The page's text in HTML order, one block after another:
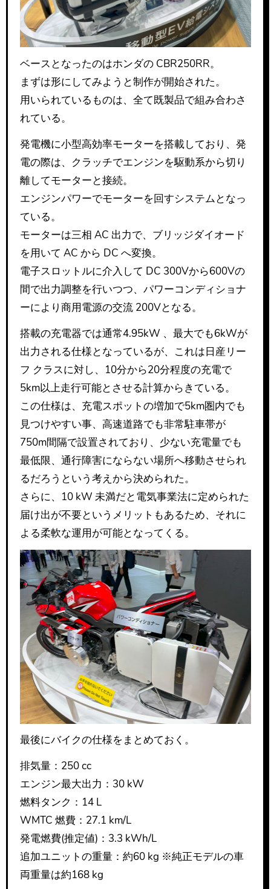
ベースとなったのはホンダの CBR250RR。
まずは形にしてみようと制作が開始された。
用いられているものは、全て既製品で組み合わさ
れている。
発電機に小型高効率モーターを搭載しており、発
電の際は、クラッチでエンジンを駆動系から切り
離してモーターと接続。
エンジンパワーでモーターを回すシステムとなっ
ている。
モーターは三相 AC 出力で、ブリッジダイオード
を用いて AC から DC へ変換。
電子スロットルに介入して DC 300Vから600Vの
間で出力調整を行いつつ、パワーコンディショナ
ーにより商用電源の交流 200Vとなる。
搭載の充電器では通常4.95kW 、最大でも6kWが
出力される仕様となっているが、これは日産リー
フ クラスに対し、10分から20分程度の充電で
5km以上走行可能とさせる計算からきている。
この仕様は、充電スポットの増加で5km圏内でも
見つけやすい事、高速道路でも非常駐車帯が
750m間隔で設置されており、少ない充電量でも
最低限、通行障害にならない場所へ移動させられ
るだろうという考えから決められた。
さらに、10 kW 未満だと電気事業法に定められた
届け出が不要というメリットもあるため、それに
よる柔軟な運用が可能となってくる。
最後にバイクの仕様をまとめておく。
排気量：250 cc
エンジン最大出力：30 kW
燃料タンク：14 L
WMTC 燃費：27.1 km/L
発電燃費(推定値)：3.3 kWh/L
追加ユニットの重量：約60 kg ※純正モデルの車
両重量は約168 kg